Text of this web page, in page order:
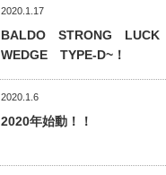
2020.1.17
BALDO STRONG LUCK
WEDGE TYPE-D~！
2020.1.6
2020年始動！！